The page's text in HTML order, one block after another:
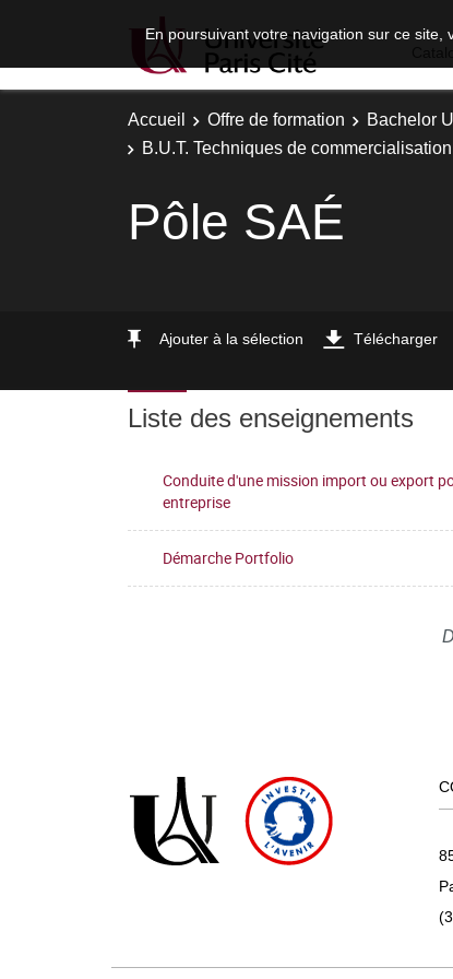
En poursuivant votre navigation sur ce site,
Accueil Offre de formation Bachelor
B.U.T. Techniques de commercialisation
Pôle SAÉ
Ajouter à la sélection Télécharger
Liste des enseignements
Conduite d'une mission import ou export
entreprise
Démarche Portfolio